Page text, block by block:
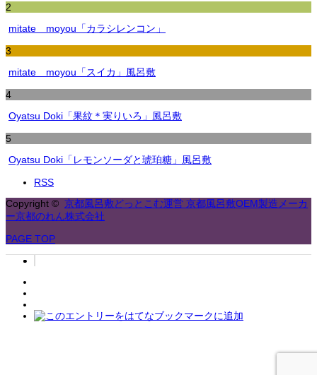
2
mitate moyou「カラシレンコン」
3
mitate moyou「スイカ」風呂敷
4
Oyatsu Doki「果紋＊実りいろ」風呂敷
5
Oyatsu Doki「レモンソーダと琥珀糖」風呂敷
RSS
Copyright © 京都風呂敷どっとこむ運営 京都風呂敷OEM製造メーカ
ー京都のれん株式会社
PAGE TOP